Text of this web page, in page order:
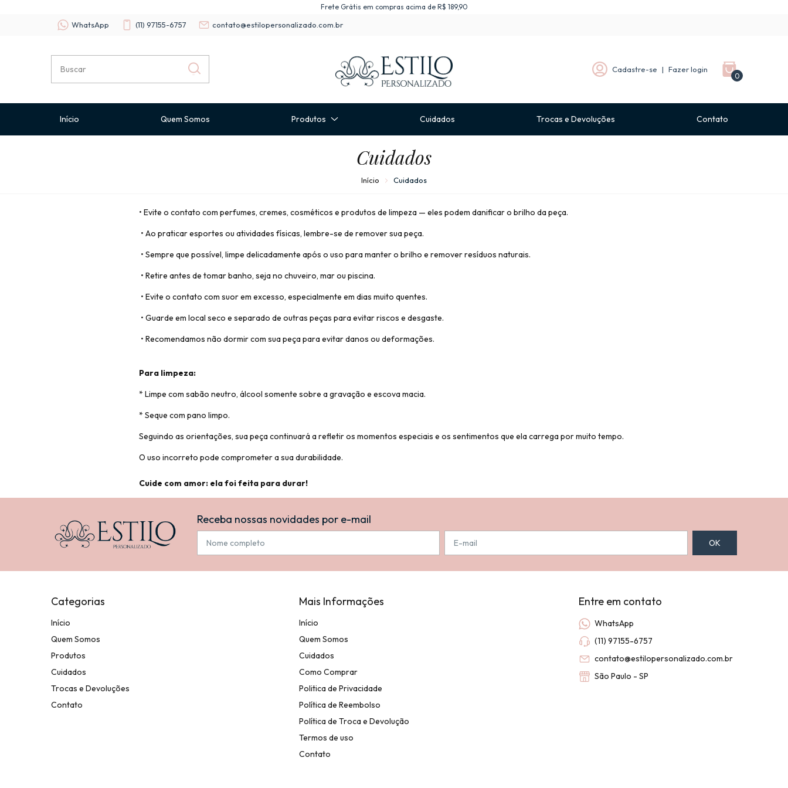
Frete Grátis em compras acima de R$ 189,90
WhatsApp (11) 97155-6757 contato@estilopersonalizado.com.br
Cadastre-se | Fazer login
0
Início Quem Somos Produtos Cuidados Trocas e Devoluções Contato
Cuidados
Início Cuidados
• Evite o contato com perfumes, cremes, cosméticos e produtos de limpeza — eles podem danificar o brilho da peça.
• Ao praticar esportes ou atividades físicas, lembre-se de remover sua peça.
• Sempre que possível, limpe delicadamente após o uso para manter o brilho e remover resíduos naturais.
• Retire antes de tomar banho, seja no chuveiro, mar ou piscina.
• Evite o contato com suor em excesso, especialmente em dias muito quentes.
• Guarde em local seco e separado de outras peças para evitar riscos e desgaste.
• Recomendamos não dormir com sua peça para evitar danos ou deformações.
Para limpeza:
* Limpe com sabão neutro, álcool somente sobre a gravação e escova macia.
* Seque com pano limpo.
Seguindo as orientações, sua peça continuará a refletir os momentos especiais e os sentimentos que ela carrega por muito tempo.
O uso incorreto pode comprometer a sua durabilidade.
Cuide com amor: ela foi feita para durar!
Receba nossas novidades por e-mail
Categorias
Início
Quem Somos
Produtos
Cuidados
Trocas e Devoluções
Contato
Mais Informações
Início
Quem Somos
Cuidados
Como Comprar
Politica de Privacidade
Política de Reembolso
Política de Troca e Devolução
Termos de uso
Contato
Entre em contato
WhatsApp
(11) 97155-6757
contato@estilopersonalizado.com.br
São Paulo - SP